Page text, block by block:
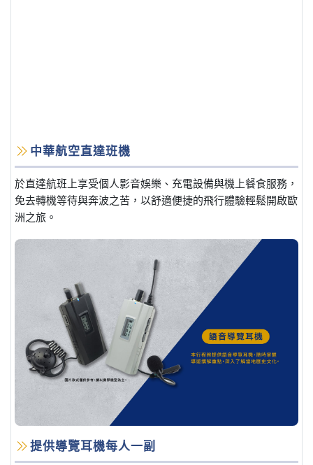
中華航空直達班機
於直達航班上享受個人影音娛樂、充電設備與機上餐食服務，
免去轉機等待與奔波之苦，以舒適便捷的飛行體驗輕鬆開啟歐
洲之旅。
提供導覽耳機每人一副